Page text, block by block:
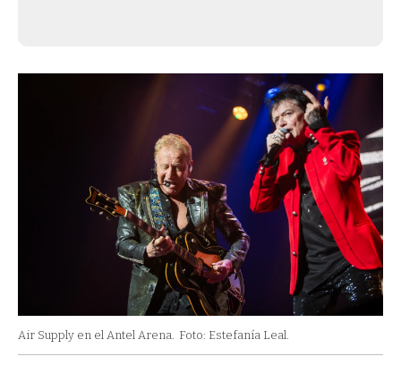
Air Supply en el Antel Arena. Foto: Estefanía Leal.